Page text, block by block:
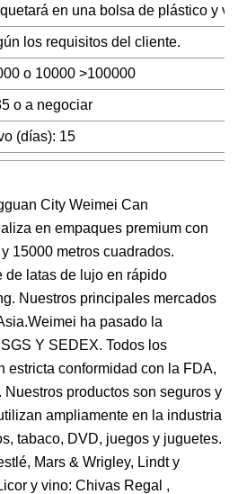
en una bolsa de plástico y
los requisitos del cliente.
o 10000 >100000
o a negociar
(días): 15
City Weimei Can
en empaques premium con
15000 metros cuadrados.
de latas de lujo en rápido
Nuestros principales mercados
ha pasado la
Y SEDEX. Todos los
estricta conformidad con la FDA,
Nuestros productos son seguros y
ampliamente en la industria
tabaco, DVD, juegos y juguetes.
Mars & Wrigley, Lindt y
y vino: Chivas Regal ,